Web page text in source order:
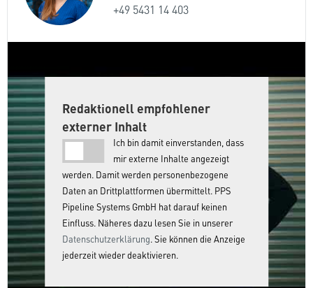
+49 5431 14 403
Redaktionell empfohlener
externer Inhalt
Ich bin damit einverstanden, dass
mir externe Inhalte angezeigt
werden. Damit werden personenbezogene
Daten an Drittplattformen übermittelt. PPS
Pipeline Systems GmbH hat darauf keinen
Einfluss. Näheres dazu lesen Sie in unserer
Datenschutzerklärung. Sie können die Anzeige
jederzeit wieder deaktivieren.